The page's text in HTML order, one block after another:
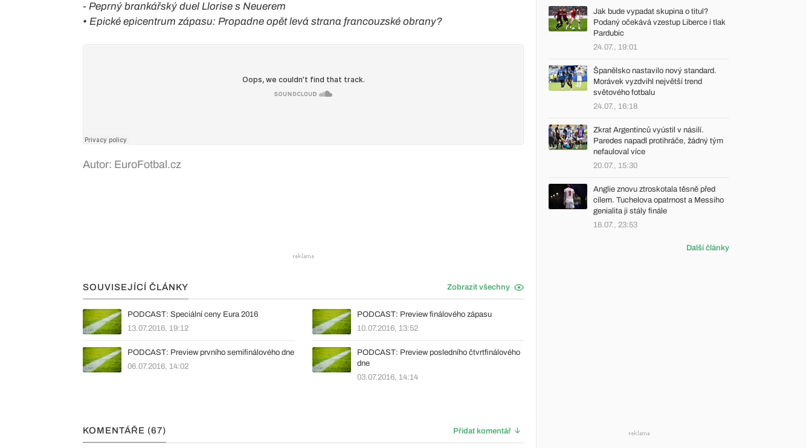
- Peprný brankářský duel Llorise s Neuerem
• Epické epicentrum zápasu: Propadne opět levá strana francouzské obrany?
Autor: EuroFotbal.cz
SOUVISEJÍCÍ ČLÁNKY Zobrazit všechny
PODCAST: Speciální ceny Eura 2016
13.07.2016, 19:12
PODCAST: Preview finálového zápasu
10.07.2016, 13:52
PODCAST: Preview prvního semifinálového dne
06.07.2016, 14:02
PODCAST: Preview posledního čtvrtfinálového
dne
03.07.2016, 14:14
KOMENTÁŘE (67) Přidat komentář
Jak bude vypadat skupina o titul?
Podaný očekává vzestup Liberce i tlak
Pardubic
24.07., 19:01
Španělsko nastavilo nový standard.
Morávek vyzdvihl největší trend
světového fotbalu
24.07., 16:18
Zkrat Argentinců vyústil v násilí.
Paredes napadl protihráče, žádný tým
nefauloval více
20.07., 15:30
Anglie znovu ztroskotala těsně před
cílem. Tuchelova opatrnost a Messiho
genialita ji stály finále
16.07., 23:53
Další články